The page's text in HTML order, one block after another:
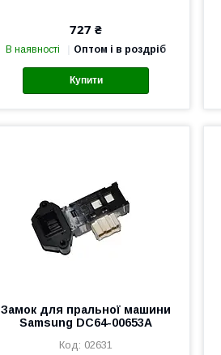
727 ₴
В наявності Оптом і в роздріб
Купити
Замок для пральної машини
Samsung DC64-00653A
02631